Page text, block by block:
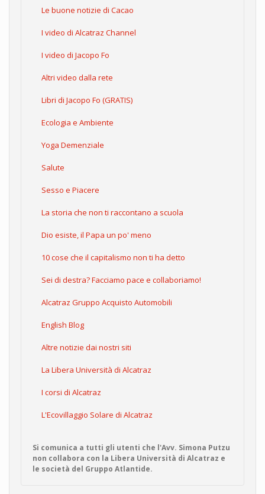
Le buone notizie di Cacao
I video di Alcatraz Channel
I video di Jacopo Fo
Altri video dalla rete
Libri di Jacopo Fo (GRATIS)
Ecologia e Ambiente
Yoga Demenziale
Salute
Sesso e Piacere
La storia che non ti raccontano a scuola
Dio esiste, il Papa un po' meno
10 cose che il capitalismo non ti ha detto
Sei di destra? Facciamo pace e collaboriamo!
Alcatraz Gruppo Acquisto Automobili
English Blog
Altre notizie dai nostri siti
La Libera Università di Alcatraz
I corsi di Alcatraz
L'Ecovillaggio Solare di Alcatraz
Si comunica a tutti gli utenti che l'Avv. Simona Putzu
non collabora con la Libera Università di Alcatraz e
le società del Gruppo Atlantide.